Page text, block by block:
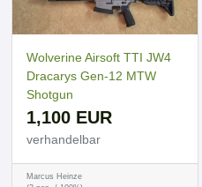
Wolverine Airsoft TTI JW4
Dracarys Gen-12 MTW
Shotgun
1,100 EUR
verhandelbar
Marcus Heinze